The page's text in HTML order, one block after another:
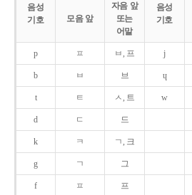
음성
기호
음성
기호
모음 앞
자음 앞
또는
어말
p ㅍ ㅂ, 프 j
b ㅂ 브 ɥ
t ㅌ ㅅ, 트 w
d ㄷ 드
k ㅋ ㄱ, 크
g ㄱ 그
f ㅍ 프